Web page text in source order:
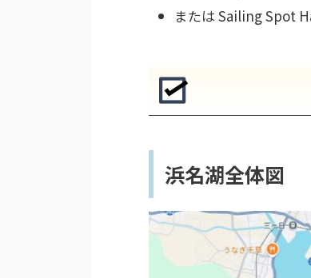
または Sailing Spot
浜名湖全体図